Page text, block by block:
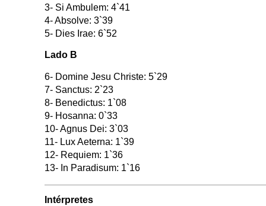
3- Si Ambulem: 4`41
4- Absolve: 3`39
5- Dies Irae: 6`52
Lado B
6- Domine Jesu Christe: 5`29
7- Sanctus: 2`23
8- Benedictus: 1`08
9- Hosanna: 0`33
10- Agnus Dei: 3`03
11- Lux Aeterna: 1`39
12- Requiem: 1`36
13- In Paradisum: 1`16
Intérpretes